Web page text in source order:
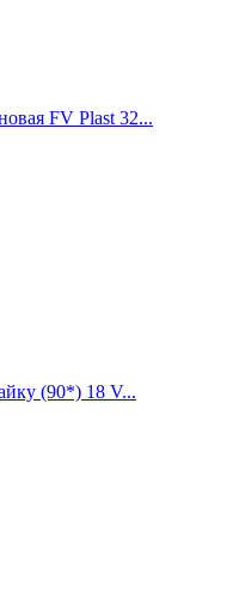
FV Plast 32...
(90*) 18 V...